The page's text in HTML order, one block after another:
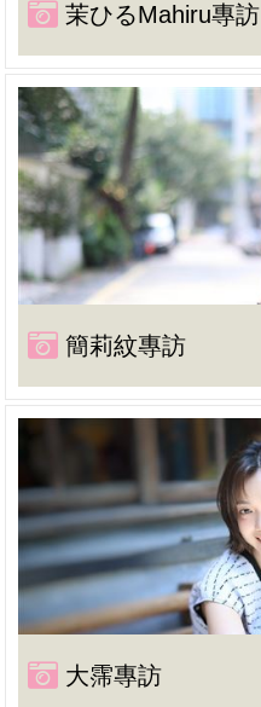
茉ひるMahiru專訪
簡莉紋專訪
大霈專訪